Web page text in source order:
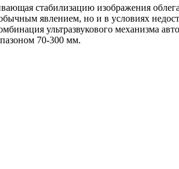
стабилизацию изображения
явлением, но и в условиях
ультразвукового механизма
70-300 мм.